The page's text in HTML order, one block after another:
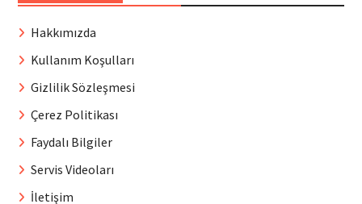
Hakkımızda
Kullanım Koşulları
Gizlilik Sözleşmesi
Çerez Politikası
Faydalı Bilgiler
Servis Videoları
İletişim